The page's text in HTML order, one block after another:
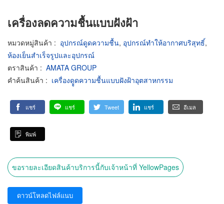
เครื่องลดความชื้นแบบฝังฝ้า
หมวดหมู่สินค้า : อุปกรณ์ดูดความชื้น, อุปกรณ์ทำให้อากาศบริสุทธิ์,
ห้องเย็นสำเร็จรูปและอุปกรณ์
ตราสินค้า : AMATA GROUP
คำค้นสินค้า : เครื่องดููดความชื้นแบบฝังฝ้าอุตสาหกรรม
แชร์ แชร์ Tweet แชร์ อีเมล
พิมพ์
ขอรายละเอียดสินค้าบริการนี้กับเจ้าหน้าที่ YellowPages
ดาวน์โหลดไฟล์แนบ